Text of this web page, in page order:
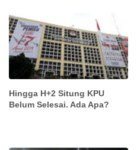
Hingga H+2 Situng KPU
Belum Selesai. Ada Apa?